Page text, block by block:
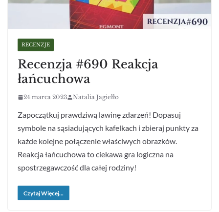
RECENZJE
Recenzja #690 Reakcja
łańcuchowa
24 marca 2023 Natalia Jagiełło
Zapoczątkuj prawdziwą lawinę zdarzeń! Dopasuj
symbole na sąsiadujących kafelkach i zbieraj punkty za
każde kolejne połączenie właściwych obrazków.
Reakcja łańcuchowa to ciekawa gra logiczna na
spostrzegawczość dla całej rodziny!
Czytaj Więcej...